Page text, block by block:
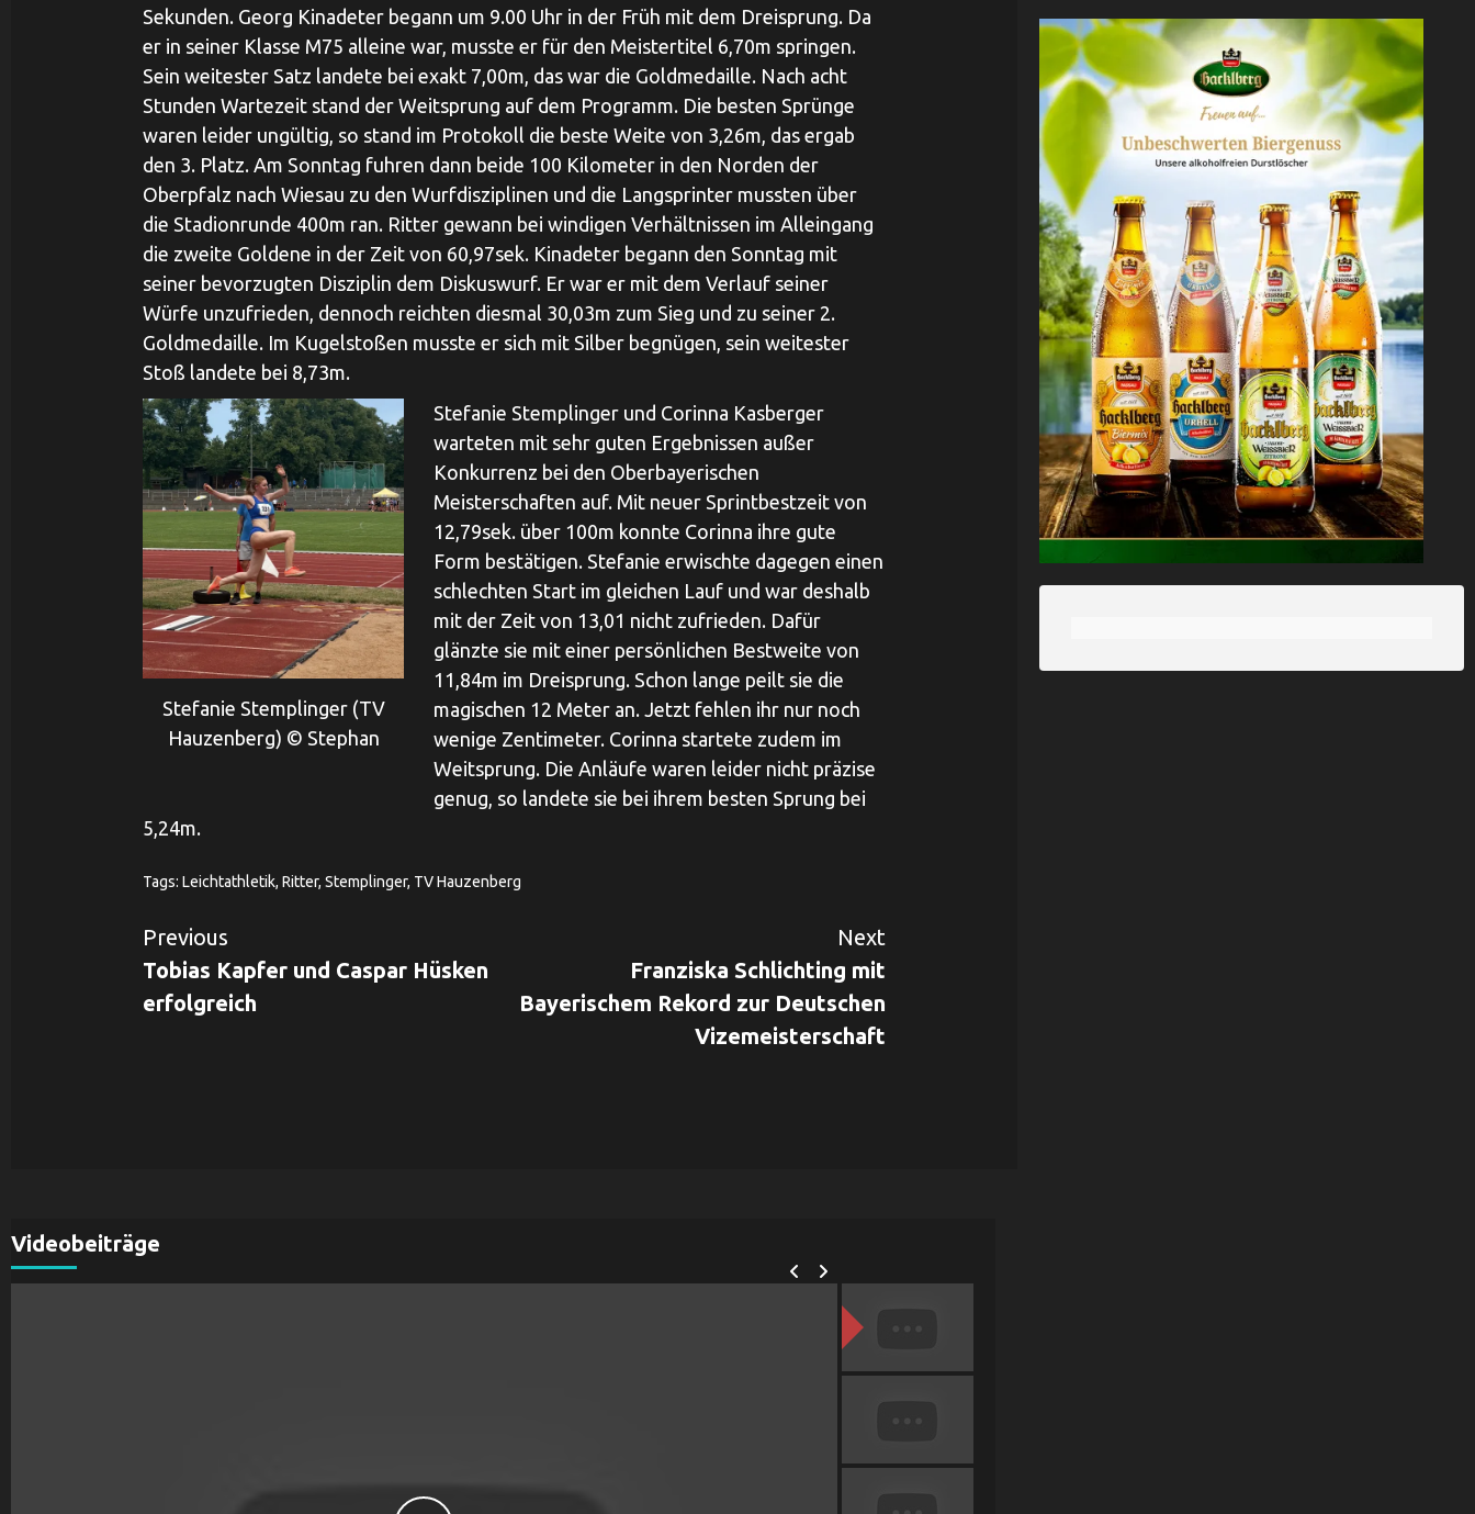
Sekunden. Georg Kinadeter begann um 9.00 Uhr in der Früh mit dem Dreisprung. Da
er in seiner Klasse M75 alleine war, musste er für den Meistertitel 6,70m springen.
Sein weitester Satz landete bei exakt 7,00m, das war die Goldmedaille. Nach acht
Stunden Wartezeit stand der Weitsprung auf dem Programm. Die besten Sprünge
waren leider ungültig, so stand im Protokoll die beste Weite von 3,26m, das ergab
den 3. Platz. Am Sonntag fuhren dann beide 100 Kilometer in den Norden der
Oberpfalz nach Wiesau zu den Wurfdisziplinen und die Langsprinter mussten über
die Stadionrunde 400m ran. Ritter gewann bei windigen Verhältnissen im Alleingang
die zweite Goldene in der Zeit von 60,97sek. Kinadeter begann den Sonntag mit
seiner bevorzugten Disziplin dem Diskuswurf. Er war er mit dem Verlauf seiner
Würfe unzufrieden, dennoch reichten diesmal 30,03m zum Sieg und zu seiner 2.
Goldmedaille. Im Kugelstoßen musste er sich mit Silber begnügen, sein weitester
Stoß landete bei 8,73m.
Stefanie Stemplinger (TV
Hauzenberg) © Stephan
Stefanie Stemplinger und Corinna Kasberger
warteten mit sehr guten Ergebnissen außer
Konkurrenz bei den Oberbayerischen
Meisterschaften auf. Mit neuer Sprintbestzeit von
12,79sek. über 100m konnte Corinna ihre gute
Form bestätigen. Stefanie erwischte dagegen einen
schlechten Start im gleichen Lauf und war deshalb
mit der Zeit von 13,01 nicht zufrieden. Dafür
glänzte sie mit einer persönlichen Bestweite von
11,84m im Dreisprung. Schon lange peilt sie die
magischen 12 Meter an. Jetzt fehlen ihr nur noch
wenige Zentimeter. Corinna startete zudem im
Weitsprung. Die Anläufe waren leider nicht präzise
genug, so landete sie bei ihrem besten Sprung bei
5,24m.
Tags:Leichtathletik,Ritter,Stemplinger, TV Hauzenberg
Continue
Reading
Previous
Tobias Kapfer und Caspar Hüsken
erfolgreich
Next
Franziska Schlichting mit
Bayerischem Rekord zur Deutschen
Vizemeisterschaft
Videobeiträge